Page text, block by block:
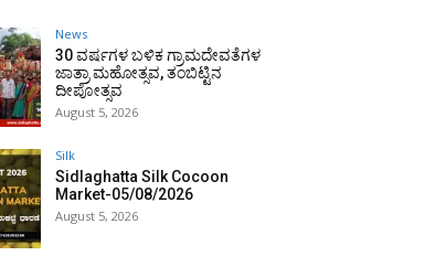
News
30 ವರ್ಷಗಳ ಬಳಿಕ ಗ್ರಾಮದೇವತೆಗಳ
ಜಾತ್ರಾ ಮಹೋತ್ಸವ, ತಂಬಿಟ್ಟಿನ
ದೀಪೋತ್ಸವ
August 5, 2026
Silk
Sidlaghatta Silk Cocoon
Market-05/08/2026
August 5, 2026